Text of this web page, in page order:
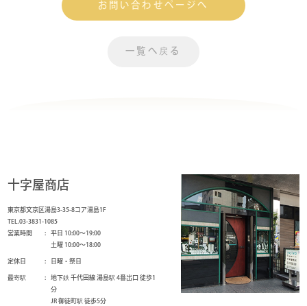
お問い合わせページへ
一覧へ戻る
十字屋商店
東京都文京区湯島3-35-8コア湯島1F
TEL.03-3831-1085
営業時間
平日 10:00～19:00
土曜 10:00～18:00
定休日
日曜・祭日
最寄駅
地下鉄 千代田線 湯島駅 4番出口 徒歩1
分
JR 御徒町駅 徒歩5分